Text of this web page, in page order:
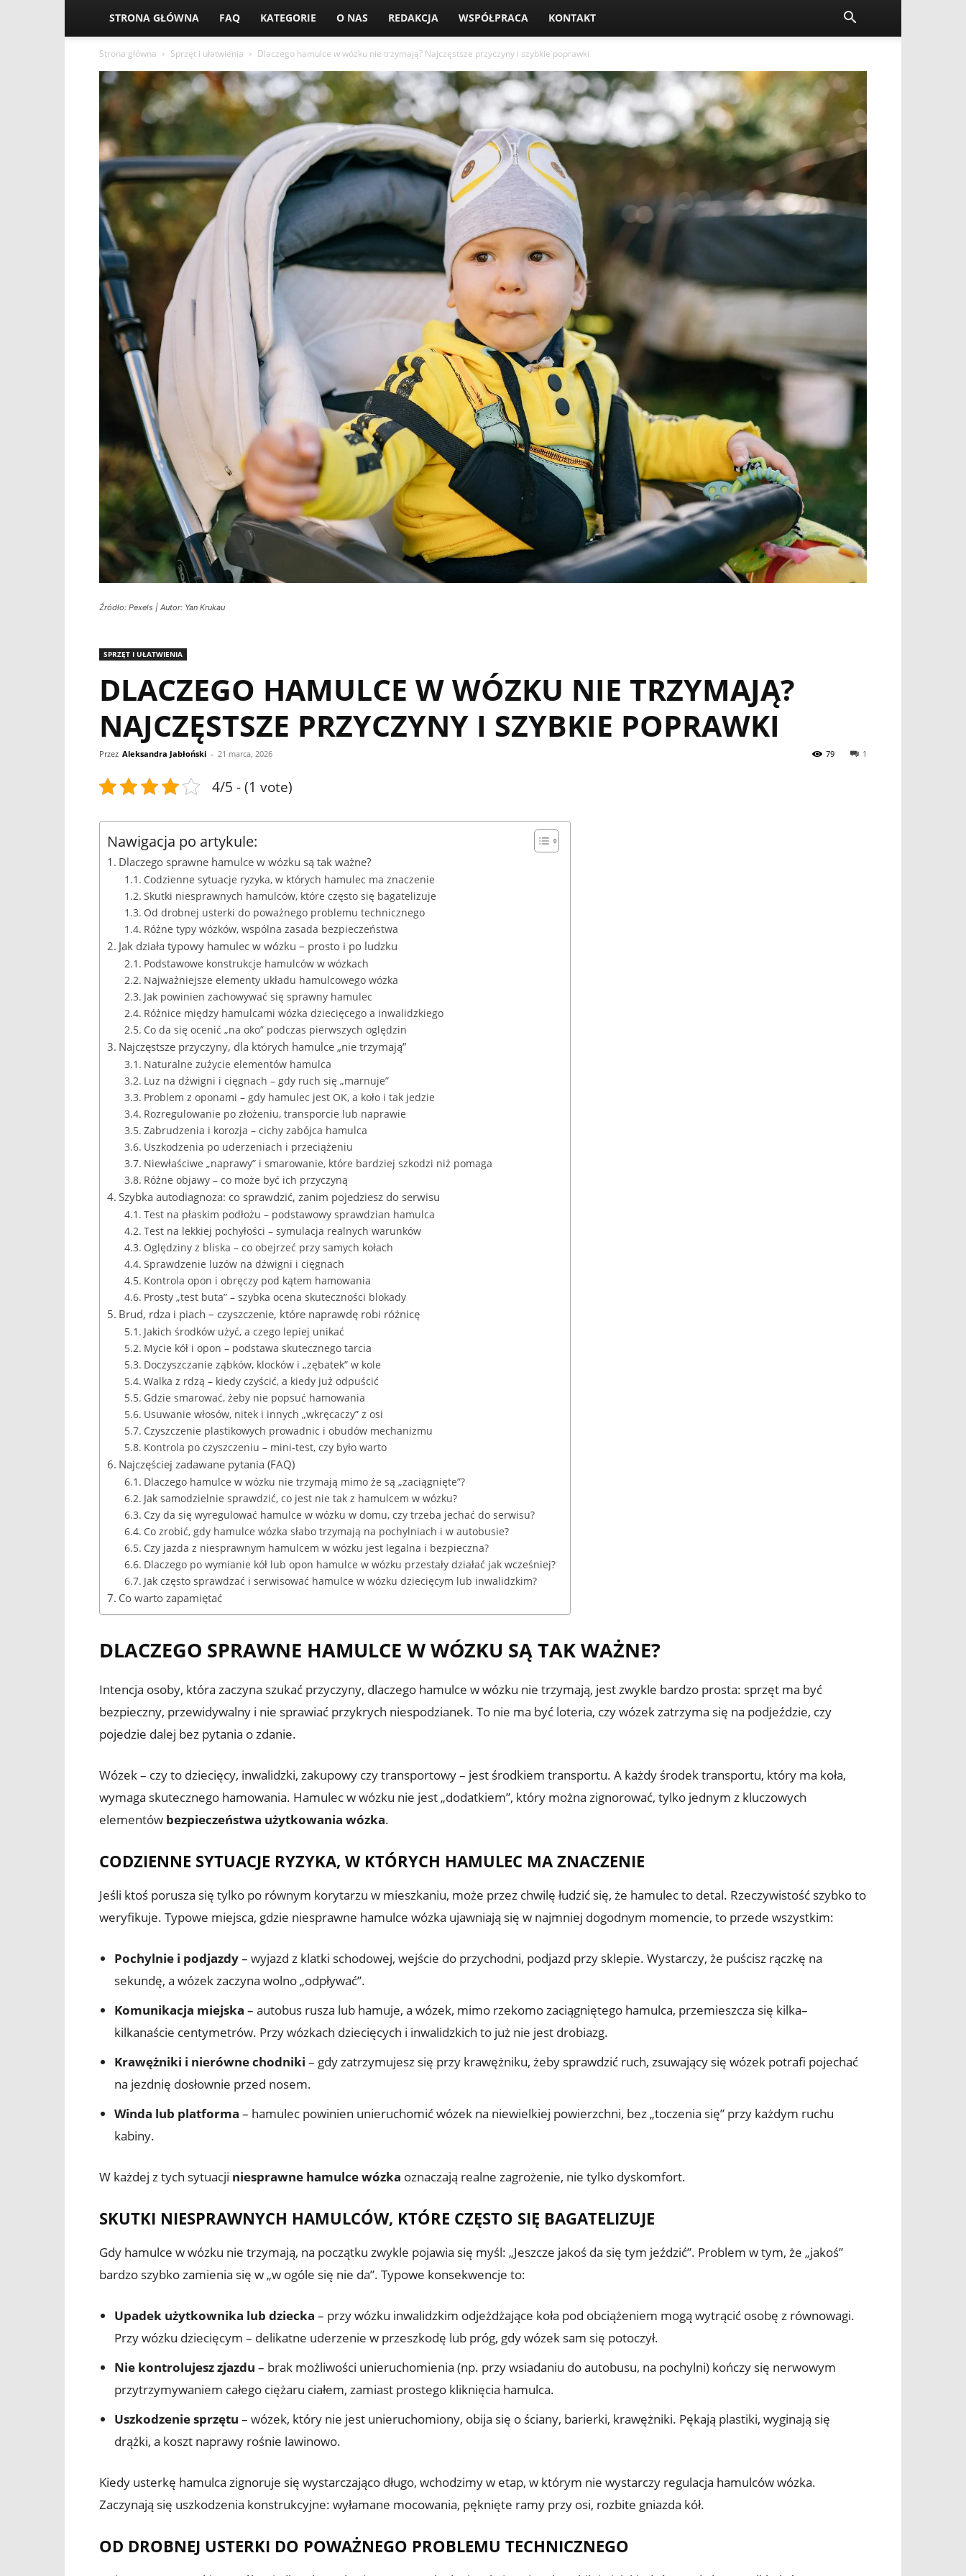
STRONA GŁÓWNA FAQ KATEGORIE O NAS REDAKCJA WSPÓŁPRACA KONTAKT
Strona główna Sprzęt i ułatwienia Dlaczego hamulce w wózku nie trzymają? Najczęstsze przyczyny i szybkie poprawki
Źródło: Pexels | Autor: Yan Krukau
SPRZĘT I UŁATWIENIA
DLACZEGO HAMULCE W WÓZKU NIE TRZYMAJĄ?
NAJCZĘSTSZE PRZYCZYNY I SZYBKIE POPRAWKI
Przez Aleksandra Jabłoński - 21 marca, 2026 1
79
4/5 - (1 vote)
Nawigacja po artykule:
Dlaczego sprawne hamulce w wózku są tak ważne?
Codzienne sytuacje ryzyka, w których hamulec ma znaczenie
Skutki niesprawnych hamulców, które często się bagatelizuje
Od drobnej usterki do poważnego problemu technicznego
Różne typy wózków, wspólna zasada bezpieczeństwa
Jak działa typowy hamulec w wózku – prosto i po ludzku
Podstawowe konstrukcje hamulców w wózkach
Najważniejsze elementy układu hamulcowego wózka
Jak powinien zachowywać się sprawny hamulec
Różnice między hamulcami wózka dziecięcego a inwalidzkiego
Co da się ocenić „na oko” podczas pierwszych oględzin
Najczęstsze przyczyny, dla których hamulce „nie trzymają”
Naturalne zużycie elementów hamulca
Luz na dźwigni i cięgnach – gdy ruch się „marnuje”
Problem z oponami – gdy hamulec jest OK, a koło i tak jedzie
Rozregulowanie po złożeniu, transporcie lub naprawie
Zabrudzenia i korozja – cichy zabójca hamulca
Uszkodzenia po uderzeniach i przeciążeniu
Niewłaściwe „naprawy” i smarowanie, które bardziej szkodzi niż pomaga
Różne objawy – co może być ich przyczyną
Szybka autodiagnoza: co sprawdzić, zanim pojedziesz do serwisu
Test na płaskim podłożu – podstawowy sprawdzian hamulca
Test na lekkiej pochyłości – symulacja realnych warunków
Oględziny z bliska – co obejrzeć przy samych kołach
Sprawdzenie luzów na dźwigni i cięgnach
Kontrola opon i obręczy pod kątem hamowania
Prosty „test buta” – szybka ocena skuteczności blokady
Brud, rdza i piach – czyszczenie, które naprawdę robi różnicę
Jakich środków użyć, a czego lepiej unikać
Mycie kół i opon – podstawa skutecznego tarcia
Doczyszczanie ząbków, klocków i „zębatek” w kole
Walka z rdzą – kiedy czyścić, a kiedy już odpuścić
Gdzie smarować, żeby nie popsuć hamowania
Usuwanie włosów, nitek i innych „wkręcaczy” z osi
Czyszczenie plastikowych prowadnic i obudów mechanizmu
Kontrola po czyszczeniu – mini-test, czy było warto
Najczęściej zadawane pytania (FAQ)
Dlaczego hamulce w wózku nie trzymają mimo że są „zaciągnięte”?
Jak samodzielnie sprawdzić, co jest nie tak z hamulcem w wózku?
Czy da się wyregulować hamulce w wózku w domu, czy trzeba jechać do serwisu?
Co zrobić, gdy hamulce wózka słabo trzymają na pochylniach i w autobusie?
Czy jazda z niesprawnym hamulcem w wózku jest legalna i bezpieczna?
Dlaczego po wymianie kół lub opon hamulce w wózku przestały działać jak wcześniej?
Jak często sprawdzać i serwisować hamulce w wózku dziecięcym lub inwalidzkim?
Co warto zapamiętać
DLACZEGO SPRAWNE HAMULCE W WÓZKU SĄ TAK WAŻNE?
Intencja osoby, która zaczyna szukać przyczyny, dlaczego hamulce w wózku nie trzymają, jest zwykle bardzo prosta: sprzęt ma być
bezpieczny, przewidywalny i nie sprawiać przykrych niespodzianek. To nie ma być loteria, czy wózek zatrzyma się na podjeździe, czy
pojedzie dalej bez pytania o zdanie.
Wózek – czy to dziecięcy, inwalidzki, zakupowy czy transportowy – jest środkiem transportu. A każdy środek transportu, który ma koła,
wymaga skutecznego hamowania. Hamulec w wózku nie jest „dodatkiem”, który można zignorować, tylko jednym z kluczowych
elementów bezpieczeństwa użytkowania wózka.
CODZIENNE SYTUACJE RYZYKA, W KTÓRYCH HAMULEC MA ZNACZENIE
Jeśli ktoś porusza się tylko po równym korytarzu w mieszkaniu, może przez chwilę łudzić się, że hamulec to detal. Rzeczywistość szybko to
weryfikuje. Typowe miejsca, gdzie niesprawne hamulce wózka ujawniają się w najmniej dogodnym momencie, to przede wszystkim:
Pochylnie i podjazdy– wyjazd z klatki schodowej, wejście do przychodni, podjazd przy sklepie. Wystarczy, że puścisz rączkę na
sekundę, a wózek zaczyna wolno „odpływać”.
Komunikacja miejska – autobus rusza lub hamuje, a wózek, mimo rzekomo zaciągniętego hamulca, przemieszcza się kilka–
kilkanaście centymetrów. Przy wózkach dziecięcych i inwalidzkich to już nie jest drobiazg.
Krawężniki i nierówne chodniki – gdy zatrzymujesz się przy krawężniku, żeby sprawdzić ruch, zsuwający się wózek potrafi pojechać
na jezdnię dosłownie przed nosem.
Winda lub platforma – hamulec powinien unieruchomić wózek na niewielkiej powierzchni, bez „toczenia się” przy każdym ruchu
kabiny.
W każdej z tych sytuacji niesprawne hamulce wózka oznaczają realne zagrożenie, nie tylko dyskomfort.
SKUTKI NIESPRAWNYCH HAMULCÓW, KTÓRE CZĘSTO SIĘ BAGATELIZUJE
Gdy hamulce w wózku nie trzymają, na początku zwykle pojawia się myśl: „Jeszcze jakoś da się tym jeździć”. Problem w tym, że „jakoś”
bardzo szybko zamienia się w „w ogóle się nie da”. Typowe konsekwencje to:
Upadek użytkownika lub dziecka – przy wózku inwalidzkim odjeżdżające koła pod obciążeniem mogą wytrącić osobę z równowagi.
Przy wózku dziecięcym – delikatne uderzenie w przeszkodę lub próg, gdy wózek sam się potoczył.
Nie kontrolujesz zjazdu – brak możliwości unieruchomienia (np. przy wsiadaniu do autobusu, na pochylni) kończy się nerwowym
przytrzymywaniem całego ciężaru ciałem, zamiast prostego kliknięcia hamulca.
Uszkodzenie sprzętu – wózek, który nie jest unieruchomiony, obija się o ściany, barierki, krawężniki. Pękają plastiki, wyginają się
drążki, a koszt naprawy rośnie lawinowo.
Kiedy usterkę hamulca zignoruje się wystarczająco długo, wchodzimy w etap, w którym nie wystarczy regulacja hamulców wózka.
Zaczynają się uszkodzenia konstrukcyjne: wyłamane mocowania, pęknięte ramy przy osi, rozbite gniazda kół.
OD DROBNEJ USTERKI DO POWAŻNEGO PROBLEMU TECHNICZNEGO